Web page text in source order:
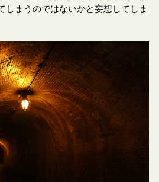
しまうのではないかと妄想してしま